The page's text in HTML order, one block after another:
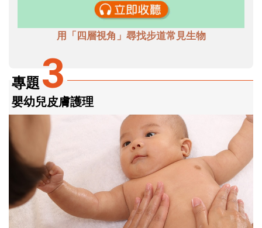
用「四層視角」尋找步道常見生物
專題3
嬰幼兒皮膚護理